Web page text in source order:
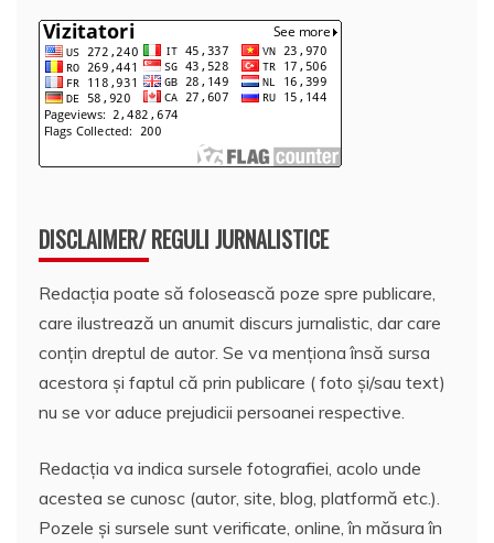
DISCLAIMER/ REGULI JURNALISTICE
Redacția poate să folosească poze spre publicare,
care ilustrează un anumit discurs jurnalistic, dar care
conțin dreptul de autor. Se va menționa însă sursa
acestora și faptul că prin publicare ( foto și/sau text)
nu se vor aduce prejudicii persoanei respective.
Redacția va indica sursele fotografiei, acolo unde
acestea se cunosc (autor, site, blog, platformă etc.).
Pozele și sursele sunt verificate, online, în măsura în